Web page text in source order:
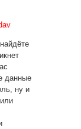
данные
ну и